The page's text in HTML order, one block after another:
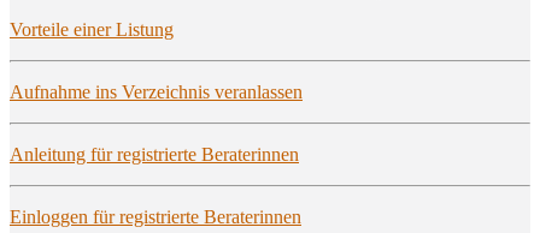
Vor­tei­le einer Listung
Auf­nah­me ins Ver­zeich­nis veranlassen
Anlei­tung für regis­trier­te Beraterinnen
Ein­log­gen für regis­trier­te Beraterinnen